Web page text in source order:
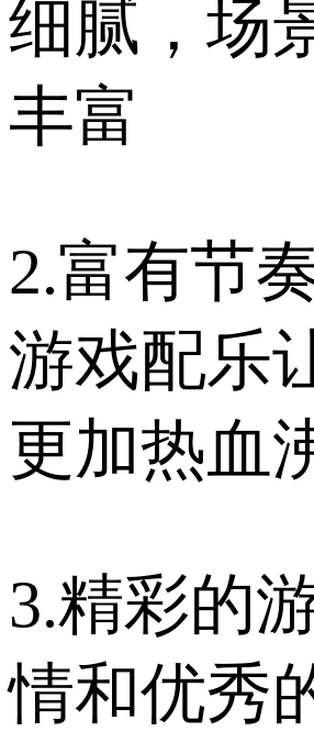
细腻，场
丰富
2.富有节
游戏配乐
更加热血
3.精彩的
情和优秀